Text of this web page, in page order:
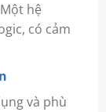
hệ
có cảm
và phù